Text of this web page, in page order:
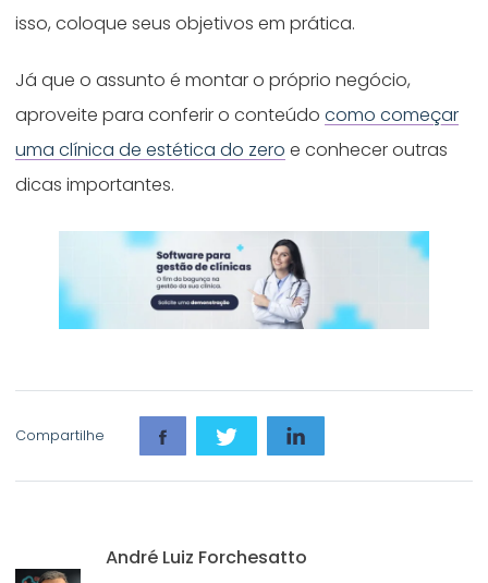
isso, coloque seus objetivos em prática.
Já que o assunto é montar o próprio negócio,
aproveite para conferir o conteúdocomo começar
uma clínica de estética do zero e conhecer outras
dicas importantes.
Compartilhe
André Luiz Forchesatto